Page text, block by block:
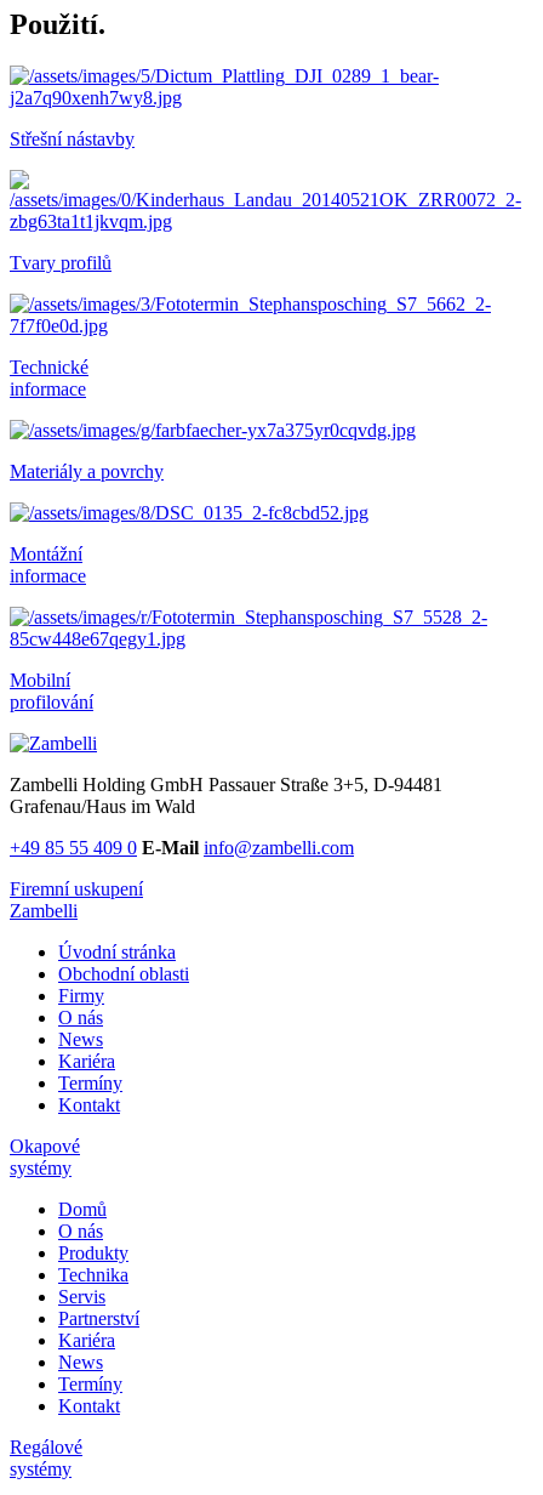
Použití.
Střešní nástavby
Tvary profilů
Technické
informace
Materiály a povrchy
Montážní
informace
Mobilní
profilování
Zambelli Holding GmbH Passauer Straße 3+5, D-94481
Grafenau/Haus im Wald
+49 85 55 409 0 E-Mail info@zambelli.com
Firemní uskupení
Zambelli
Úvodní stránka
Obchodní oblasti
Firmy
O nás
News
Kariéra
Termíny
Kontakt
Okapové
systémy
Domů
O nás
Produkty
Technika
Servis
Partnerství
Kariéra
News
Termíny
Kontakt
Regálové
systémy